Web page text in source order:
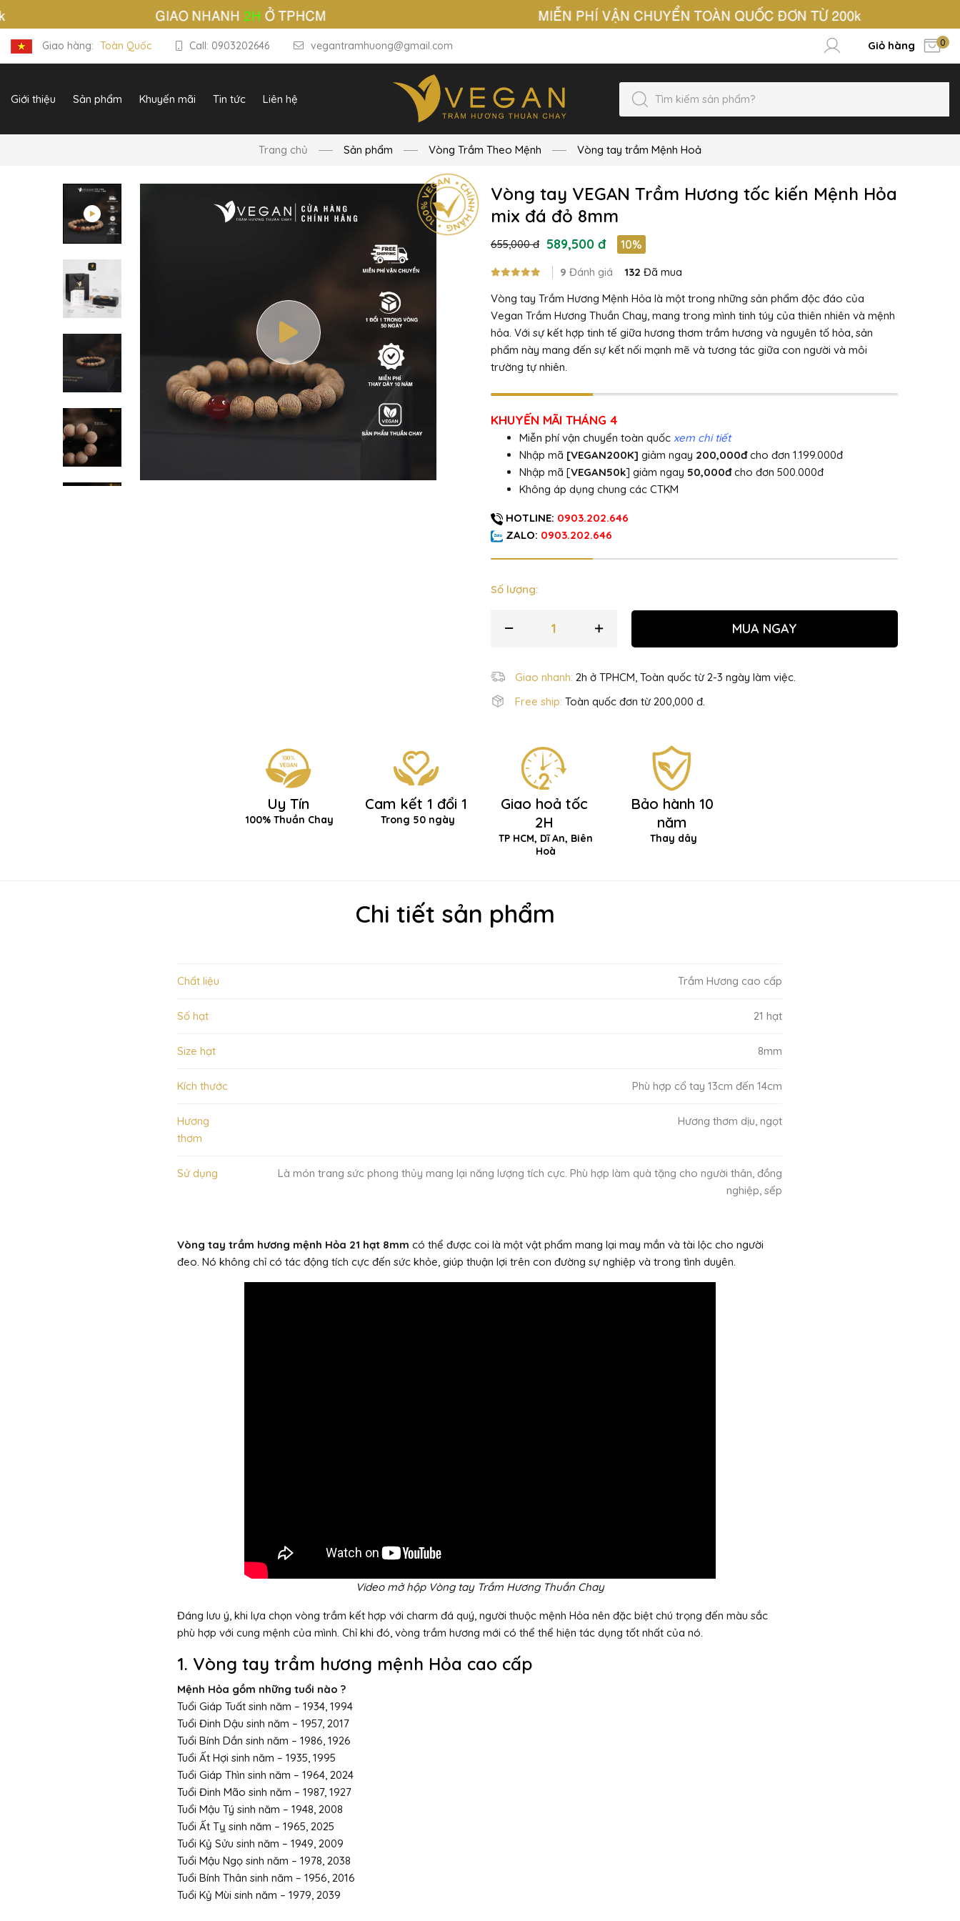
Giao hàng: Toàn Quốc Call: 0903202646 vegantramhuong@gmail.com Giỏ hàng 0
Giới thiệu Sản phẩm Khuyến mãi Tin tức Liên hệ
Trang chủ Sản phẩm Vòng Trầm Theo Mệnh Vòng tay trầm Mệnh Hoả
Vòng tay VEGAN Trầm Hương tốc kiến Mệnh Hỏa
mix đá đỏ 8mm
655,000 đ 589,500 đ 10%
9 Đánh giá 132 Đã mua
Vòng tay Trầm Hương Mệnh Hỏa là một trong những sản phẩm độc đáo của
Vegan Trầm Hương Thuần Chay, mang trong mình tinh túy của thiên nhiên và mệnh
hỏa. Với sự kết hợp tinh tế giữa hương thơm trầm hương và nguyên tố hỏa, sản
phẩm này mang đến sự kết nối mạnh mẽ và tương tác giữa con người và môi
trường tự nhiên.
KHUYẾN MÃI THÁNG 4
Miễn phí vận chuyển toàn quốc xem chi tiết
Nhập mã [VEGAN200K] giảm ngay 200,000đcho đơn 1.199.000đ
Nhập mã [VEGAN50k] giảm ngay 50,000đcho đơn 500.000đ
Không áp dụng chung các CTKM
HOTLINE: 0903.202.646
ZALO: 0903.202.646
Số lượng:
MUA NGAY
Giao nhanh: 2h ở TPHCM, Toàn quốc từ 2-3 ngày làm việc.
Free ship: Toàn quốc đơn từ 200,000 đ.
Uy Tín
100% Thuần Chay
Cam kết 1 đổi 1
Trong 50 ngày
Giao hoả tốc
2H
TP HCM, Dĩ An, Biên
Hoà
Bảo hành 10
năm
Thay dây
Chi tiết sản phẩm
Chất liệu Trầm Hương cao cấp
Số hạt 21 hạt
Size hạt 8mm
Kích thước Phù hợp cổ tay 13cm đến 14cm
Hương
thơm
Hương thơm dịu, ngọt
Sử dụng
Là món trang sức phong thủy mang lại năng lượng tích cực. Phù hợp làm quà tặng cho người thân, đồng
nghiệp, sếp
Vòng tay trầm hương mệnh Hỏa 21 hạt 8mmcó thể được coi là một vật phẩm mang lại may mắn và tài lộc cho người
đeo. Nó không chỉ có tác động tích cực đến sức khỏe, giúp thuận lợi trên con đường sự nghiệp và trong tình duyên.
Video mở hộp Vòng tay Trầm Hương Thuần Chay
Đáng lưu ý, khi lựa chọn vòng trầm kết hợp với charm đá quý, người thuộc mệnh Hỏa nên đặc biệt chú trọng đến màu sắc
phù hợp với cung mệnh của mình. Chỉ khi đó, vòng trầm hương mới có thể thể hiện tác dụng tốt nhất của nó.
1. Vòng tay trầm hương mệnh Hỏa cao cấp
Mệnh Hỏa gồm những tuổi nào ?
Tuổi Giáp Tuất sinh năm – 1934, 1994
Tuổi Đinh Dậu sinh năm – 1957, 2017
Tuổi Bính Dần sinh năm – 1986, 1926
Tuổi Ất Hợi sinh năm – 1935, 1995
Tuổi Giáp Thìn sinh năm – 1964, 2024
Tuổi Đinh Mão sinh năm – 1987, 1927
Tuổi Mậu Tý sinh năm – 1948, 2008
Tuổi Ất Tỵ sinh năm – 1965, 2025
Tuổi Kỷ Sửu sinh năm – 1949, 2009
Tuổi Mậu Ngọ sinh năm – 1978, 2038
Tuổi Bính Thân sinh năm – 1956, 2016
Tuổi Kỷ Mùi sinh năm – 1979, 2039